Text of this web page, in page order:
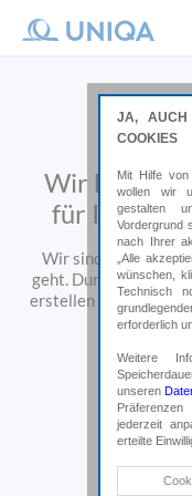
Wir bieten
für Ihre
Wir sind Ihr Partner,
geht. Durch
erstellen Lösungen,
im
JA, AUCH
COOKIES
Mit Hilfe von
wollen wir
gestalten
Vordergrund
nach Ihrer
„Alle
wünschen,
Technisch
erforderlich
Weitere
unseren
jederzeit
erteilte